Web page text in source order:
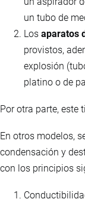
un tubo de
Los aparatos
provistos,
explosión
platino o de
Por otra parte, este
En otros modelos,
condensación y
con los principios